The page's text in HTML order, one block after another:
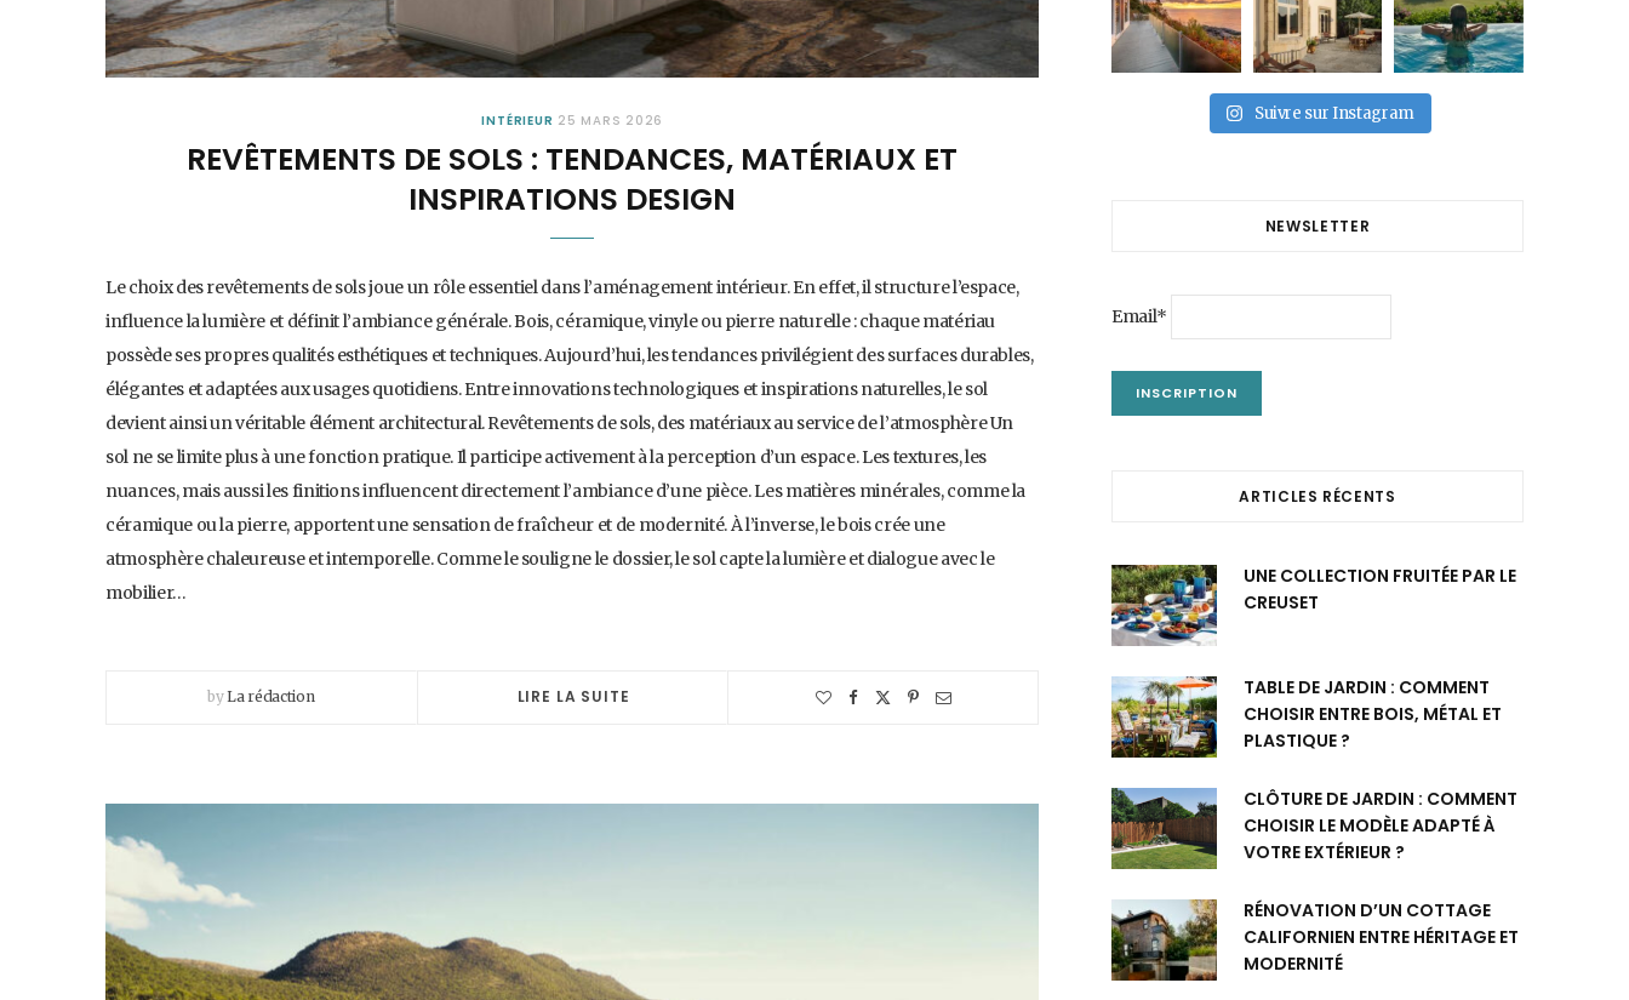
INTÉRIEUR 25 MARS 2026
REVÊTEMENTS DE SOLS : TENDANCES, MATÉRIAUX ET
INSPIRATIONS DESIGN
Le choix des revêtements de sols joue un rôle essentiel dans l’aménagement intérieur. En effet, il structure l’espace,
influence la lumière et définit l’ambiance générale. Bois, céramique, vinyle ou pierre naturelle : chaque matériau
possède ses propres qualités esthétiques et techniques. Aujourd’hui, les tendances privilégient des surfaces durables,
élégantes et adaptées aux usages quotidiens. Entre innovations technologiques et inspirations naturelles, le sol
devient ainsi un véritable élément architectural. Revêtements de sols, des matériaux au service de l’atmosphère Un
sol ne se limite plus à une fonction pratique. Il participe activement à la perception d’un espace. Les textures, les
nuances, mais aussi les finitions influencent directement l’ambiance d’une pièce. Les matières minérales, comme la
céramique ou la pierre, apportent une sensation de fraîcheur et de modernité. À l’inverse, le bois crée une
atmosphère chaleureuse et intemporelle. Comme le souligne le dossier, le sol capte la lumière et dialogue avec le
mobilier…
byLa rédaction LIRE LA SUITE
Suivre sur Instagram
NEWSLETTER
Email*
ARTICLES RÉCENTS
UNE COLLECTION FRUITÉE PAR LE
CREUSET
TABLE DE JARDIN : COMMENT
CHOISIR ENTRE BOIS, MÉTAL ET
PLASTIQUE ?
CLÔTURE DE JARDIN : COMMENT
CHOISIR LE MODÈLE ADAPTÉ À
VOTRE EXTÉRIEUR ?
RÉNOVATION D’UN COTTAGE
CALIFORNIEN ENTRE HÉRITAGE ET
MODERNITÉ